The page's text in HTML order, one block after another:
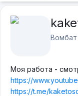
Вомбат
Моя работа -
https://
https://t.me/